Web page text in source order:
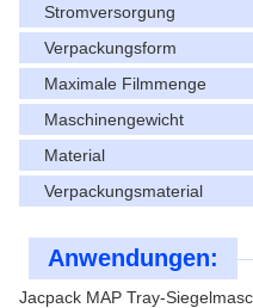
Stromversorgung
Verpackungsform
Maximale Filmmenge
Maschinengewicht
Material
Verpackungsmaterial
Anwendungen:
Jacpack MAP Tray-